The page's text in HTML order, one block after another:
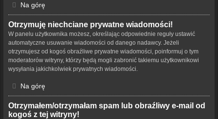
Na górę
Otrzymuję niechciane prywatne wiadomości!
W panelu użytkownika możesz, określając odpowiednie reguły ustawić
automatyczne usuwanie wiadomości od danego nadawcy. Jeżeli
otrzymujesz od kogoś obraźliwe prywatne wiadomości, poinformuj o tym
moderatorów witryny, którzy będą mogli zabronić takiemu użytkownikowi
wysyłania jakichkolwiek prywatnych wiadomości.
Na górę
Otrzymałem/otrzymałam spam lub obraźliwy e-mail od
kogoś z tej witryny!